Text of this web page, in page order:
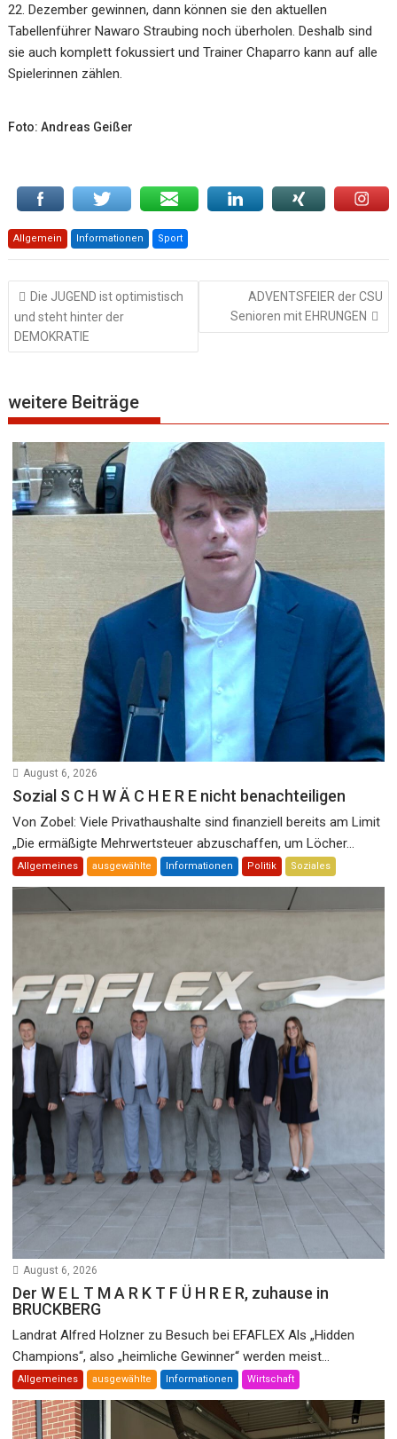
22. Dezember gewinnen, dann können sie den aktuellen
Tabellenführer Nawaro Straubing noch überholen. Deshalb sind
sie auch komplett fokussiert und Trainer Chaparro kann auf alle
Spielerinnen zählen.
Foto: Andreas Geißer
Allgemein Informationen Sport
Beitragsnavigation
Die JUGEND ist optimistisch
und steht hinter der
DEMOKRATIE
ADVENTSFEIER der CSU
Senioren mit EHRUNGEN
weitere Beiträge
August 6, 2026
Sozial S C H W Ä C H E R E nicht benachteiligen
Von Zobel: Viele Privathaushalte sind finanziell bereits am Limit
„Die ermäßigte Mehrwertsteuer abzuschaffen, um Löcher...
Allgemeines ausgewählte Informationen Politik Soziales
August 6, 2026
Der W E L T M A R K T F Ü H R E R, zuhause in
BRUCKBERG
Landrat Alfred Holzner zu Besuch bei EFAFLEX Als „Hidden
Champions“, also „heimliche Gewinner“ werden meist...
Allgemeines ausgewählte Informationen Wirtschaft